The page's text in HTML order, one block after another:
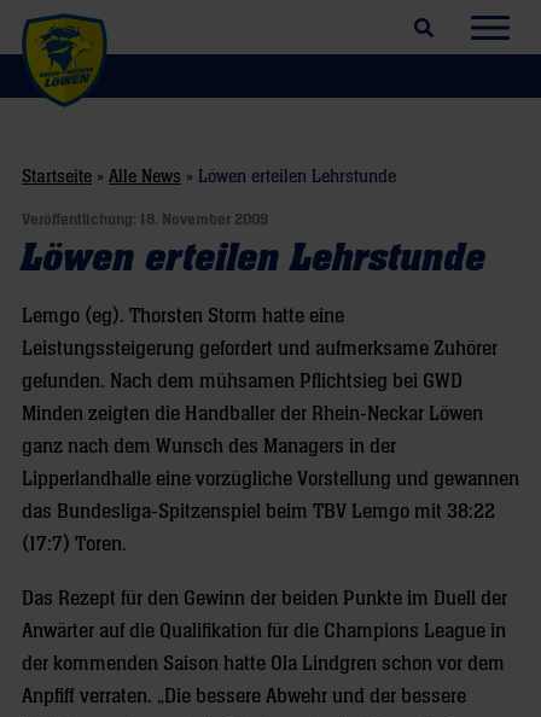
Suchfeld öffnen
Startseite » Alle News » Löwen erteilen Lehrstunde
Veröffentlichung: 18. November 2009
Löwen erteilen Lehrstunde
Lemgo (eg). Thorsten Storm hatte eine
Leistungssteigerung gefordert und aufmerksame Zuhörer
gefunden. Nach dem mühsamen Pflichtsieg bei GWD
Minden zeigten die Handballer der Rhein-Neckar Löwen
ganz nach dem Wunsch des Managers in der
Lipperlandhalle eine vorzügliche Vorstellung und gewannen
das Bundesliga-Spitzenspiel beim TBV Lemgo mit 38:22
(17:7) Toren.
Das Rezept für den Gewinn der beiden Punkte im Duell der
Anwärter auf die Qualifikation für die Champions League in
der kommenden Saison hatte Ola Lindgren schon vor dem
Anpfiff verraten. „Die bessere Abwehr und der bessere